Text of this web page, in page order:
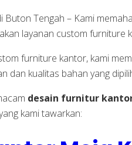
Buton Tengah – Kami
layanan custom
furniture kantor, kami
dan kualitas bahan yang
desain furnitur
kami tawarkan: